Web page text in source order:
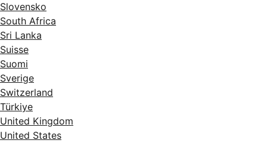
Slovensko
South Africa
Sri Lanka
Suisse
Suomi
Sverige
Switzerland
Türkiye
United Kingdom
United States